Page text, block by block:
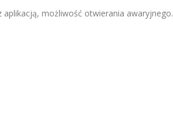
możliwość otwierania awaryjnego.